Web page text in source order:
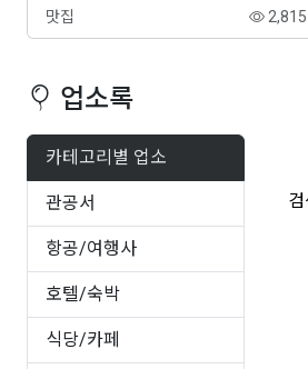
맛집 2,815
업소록
카테고리별 업소
관공서
항공/여행사
호텔/숙박
식당/카페